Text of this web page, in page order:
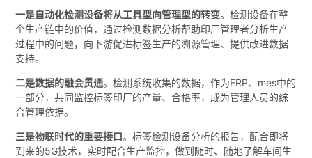
一是自动化检测设备将从工具型向管理型的转变。检测设备在整
个生产链中的价值，通过检测数据分析帮助印厂管理者分析生产
过程中的问题，向下游促进标签生产的溯源管理、提供改进数据
支持。
二是数据的融会贯通。检测系统收集的数据，作为ERP、mes中的
一部分，共同监控标签印厂的产量、合格率，成为管理人员的综
合管理依据。
三是物联时代的重要接口。标签检测设备分析的报告，配合即将
到来的5G技术，实时配合生产监控，做到随时、随地了解车间生